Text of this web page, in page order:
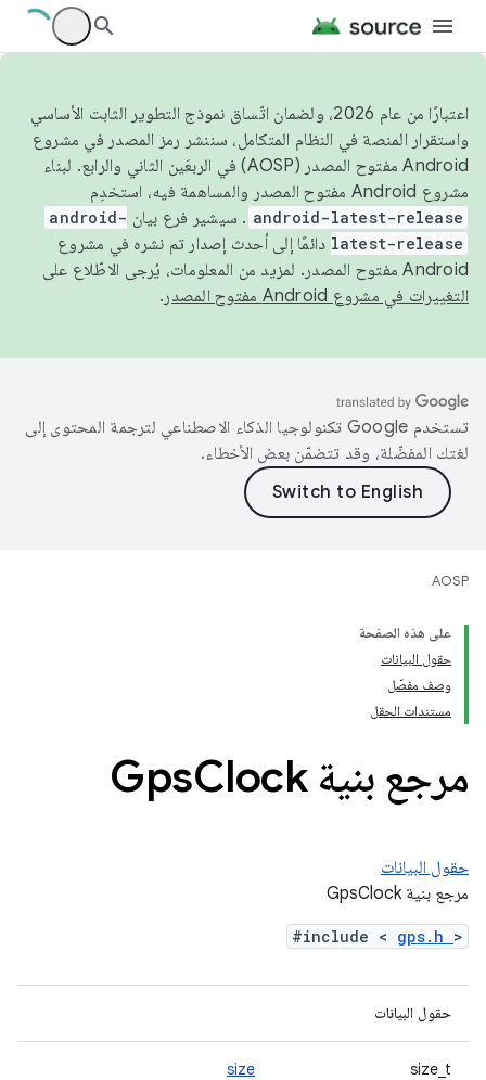
اعتبارًا من عام 2026، ولضمان اتّساق نموذج التطوير الثابت الأساسي
واستقرار المنصة في النظام المتكامل، سننشر رمز المصدر في مشروع
Android مفتوح المصدر (AOSP) في الربعَين الثاني والرابع. لبناء
مشروع Android مفتوح المصدر والمساهمة فيه، استخدِم
android-latest-release . سيشير فرع بيان android-
latest-release دائمًا إلى أحدث إصدار تم نشره في مشروع
Android مفتوح المصدر. لمزيد من المعلومات، يُرجى الاطّلاع على
التغييرات في مشروع Android مفتوح المصدر
.
تستخدم Google تكنولوجيا الذكاء الاصطناعي لترجمة المحتوى إلى
لغتك المفضّلة، وقد تتضمّن بعض الأخطاء.
AOSP
على هذه الصفحة
حقول البيانات
وصف مفصّل
مستندات الحقل
مرجع بنية GpsClock
حقول البيانات
مرجع بنية GpsClock
#include < gps.h >
حقول البيانات
size_t
size